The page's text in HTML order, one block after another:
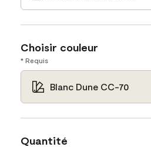
Choisir couleur
* Requis
Blanc Dune CC-70
Quantité